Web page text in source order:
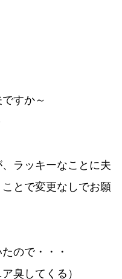
すか～
ラッキーなことに夫
とで変更なしでお願
ので・・・
臭してくる）